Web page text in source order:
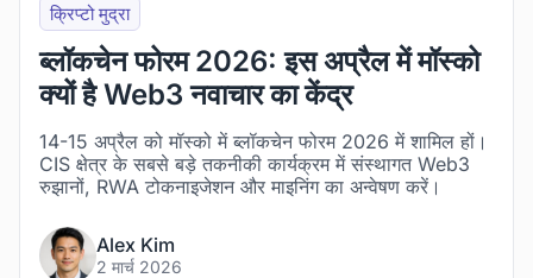
क्रिप्टो मुद्रा
ब्लॉकचेन फोरम 2026: इस अप्रैल में मॉस्को
क्यों है Web3 नवाचार का केंद्र
14-15 अप्रैल को मॉस्को में ब्लॉकचेन फोरम 2026 में शामिल हों।
CIS क्षेत्र के सबसे बड़े तकनीकी कार्यक्रम में संस्थागत Web3
रुझानों, RWA टोकनाइजेशन और माइनिंग का अन्वेषण करें।
Alex Kim
2 मार्च 2026